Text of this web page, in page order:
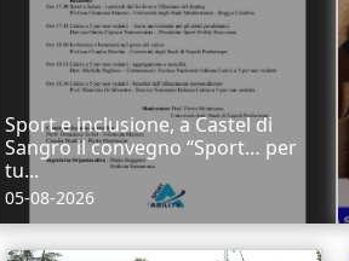
Sport e inclusione, a Castel di
Sangro il convegno “Sport… per
tu...
05-08-2026